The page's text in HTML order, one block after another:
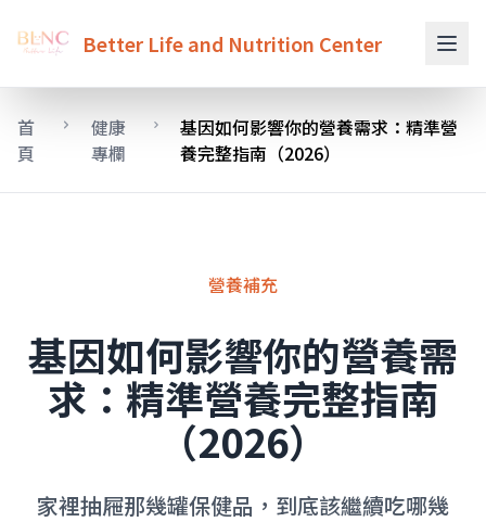
Better Life and Nutrition Center
首
頁
健康
專欄
基因如何影響你的營養需求：精準營
養完整指南（2026）
營養補充
基因如何影響你的營養需
求：精準營養完整指南
（2026）
家裡抽屜那幾罐保健品，到底該繼續吃哪幾